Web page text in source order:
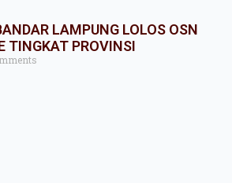
LAMPUNG LOLOS OSN
TINGKAT PROVINSI